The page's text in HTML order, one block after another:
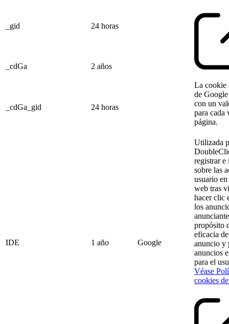
La cookie
de
con un
para cada
página.
_gid 24 horas
_cdGa 2 años
_cdGa_gid 24 horas
IDE 1 año Google
Utilizada
registrar e
sobre las
usuario
web tras
hacer clic
los
propósito
eficacia
anuncio y
anuncios
para el
Véase
cookies